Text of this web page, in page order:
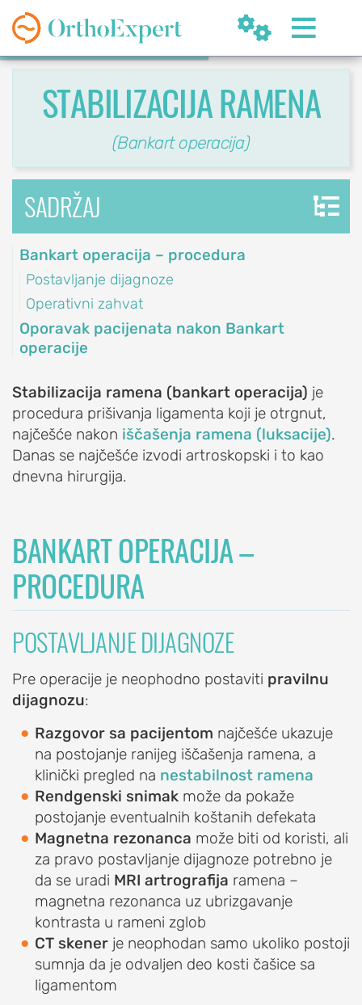
 
O
NAMA
ORTHOEXPERT
i
fizioterapeuti
Kalendar
dežurstava
Savetodavni
OrthoExpert
ORTHOEXPERT
EDUCATION
O
udruženju
OrthoExpert
Education
AKTIVNOSTI
Novosti
i
obaveštenja
Drugi
o
nama
OrthoExpert
Beograd
(060) 032-320-8
Svetog Save 32/8,
Beograd, Srbija
OrthoExpert Niš
(060) 032-320-9
office-
nis@orthoexpert.rs
Svetosavska 20,
Niš, Srbija
(068) 107-241
office@orthoexpert.me
Ankarski bulevar 35 L1,
Podgorica, Crna Gora
STABILIZACIJA RAMENA
(Bankart operacija)
SADRŽAJ
Bankart operacija – procedura
Postavljanje dijagnoze
Operativni zahvat
Oporavak pacijenata nakon Bankart
operacije
Stabilizacija ramena (bankart operacija) je
procedura prišivanja ligamenta koji je otrgnut,
najčešće nakon iščašenja ramena (luksacije).
Danas se najčešće izvodi artroskopski i to kao
dnevna hirurgija.
BANKART OPERACIJA –
PROCEDURA
POSTAVLJANJE DIJAGNOZE
Pre operacije je neophodno postaviti pravilnu
dijagnozu:
Razgovor sa pacijentom najčešće ukazuje
na postojanje ranijeg iščašenja ramena, a
klinički pregled na nestabilnost ramena
Rendgenski snimakmože da pokaže
postojanje eventualnih koštanih defekata
Magnetna rezonanca može biti od koristi, ali
za pravo postavljanje dijagnoze potrebno je
da se uradi MRI artrografija ramena –
magnetna rezonanca uz ubrizgavanje
kontrasta u rameni zglob
CT skenerje neophodan samo ukoliko postoji
sumnja da je odvaljen deo kosti čašice sa
ligamentom